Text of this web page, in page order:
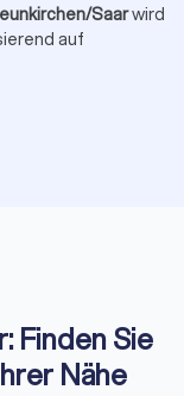
Saarwird
auf
Finden Sie
Nähe